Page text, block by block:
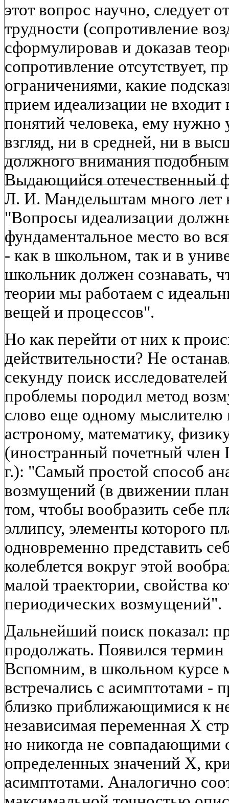
этот вопрос научно, следует
трудности (сопротивление
сформулировав и доказав
сопротивление отсутствует,
ограничениями, какие
прием идеализации не
понятий человека, ему нужно
взгляд, ни в средней, ни в
должного внимания
Выдающийся отечественный
Л. И. Мандельштам много лет
"Вопросы идеализации
фундаментальное место во
- как в школьном, так и в
школьник должен сознавать,
теории мы работаем с
вещей и процессов".
Но как перейти от них к
действительности? Не
секунду поиск
проблемы породил метод
слово еще одному мыслителю
астроному, математику,
(иностранный почетный член
г.): "Самый простой способ
возмущений (в движении
том, чтобы вообразить себе
эллипсу, элементы которого
одновременно представить
колеблется вокруг этой
малой траектории, свойства
периодических возмущений".
Дальнейший поиск показал:
продолжать. Появился
Вспомним, в школьном курсе
встречались с асимптотами -
близко приближающимися к
независимая переменная X
но никогда не совпадающими
определенных значений X,
асимптотами. Аналогично